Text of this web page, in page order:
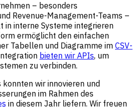
– besonders
Revenue-Management-Teams –
in interne Systeme integrieren
ermöglicht den einfachen
Tabellen und Diagramme im CSV-
bieten wir APIs, um
zu verbinden.
wir innovieren und
im Rahmen des
in diesem Jahr liefern. Wir freuen